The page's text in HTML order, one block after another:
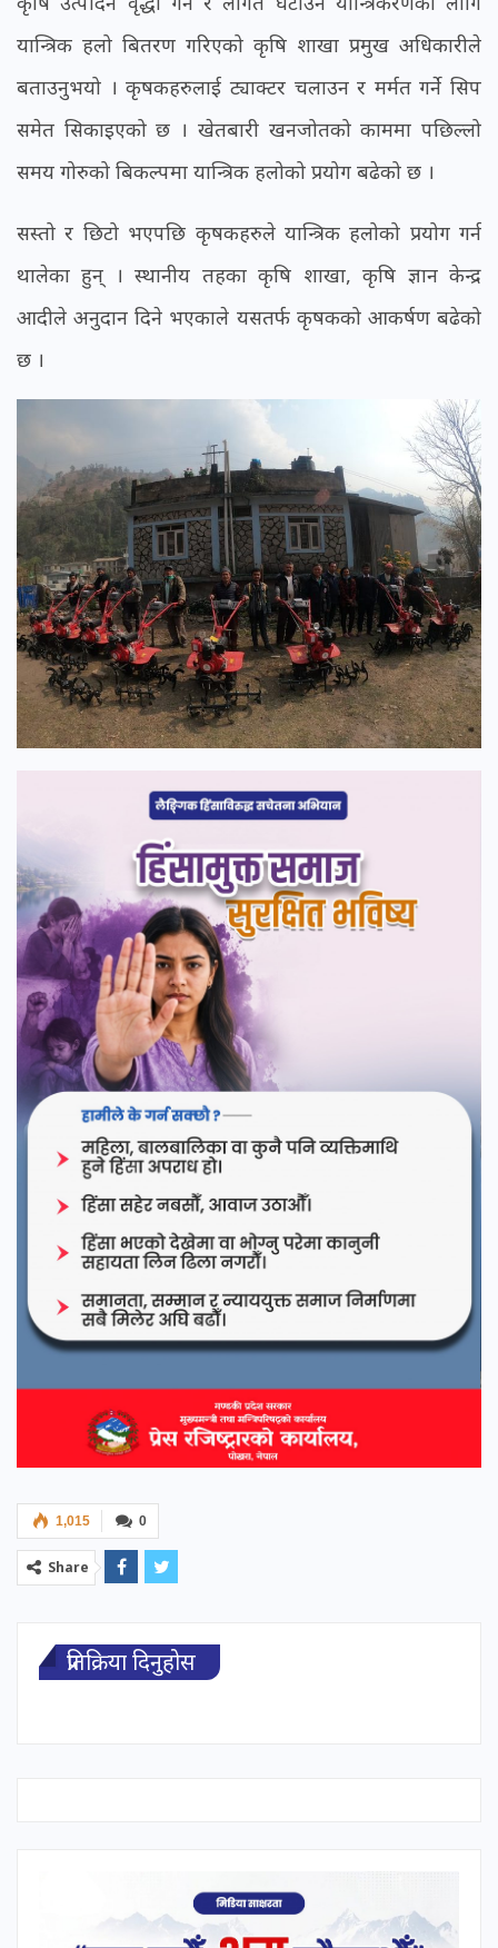
यान्त्रिक हलो बितरण गरिएको कृषि शाखा प्रमुख अधिकारीले
बताउनुभयो । कृषकहरुलाई ट्याक्टर चलाउन र मर्मत गर्ने सिप
समेत सिकाइएको छ । खेतबारी खनजोतको काममा पछिल्लो
समय गोरुको बिकल्पमा यान्त्रिक हलोको प्रयोग बढेको छ ।
सस्तो र छिटो भएपछि कृषकहरुले यान्त्रिक हलोको प्रयोग गर्न
थालेका हुन् । स्थानीय तहका कृषि शाखा, कृषि ज्ञान केन्द्र
आदीले अनुदान दिने भएकाले यसतर्फ कृषकको आकर्षण बढेको
छ ।
0
1,015
Share
प्रतिक्रिया दिनुहोस